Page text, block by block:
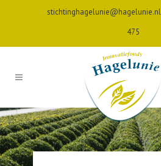
stichtinghagelunie@hagelunie.nl
475